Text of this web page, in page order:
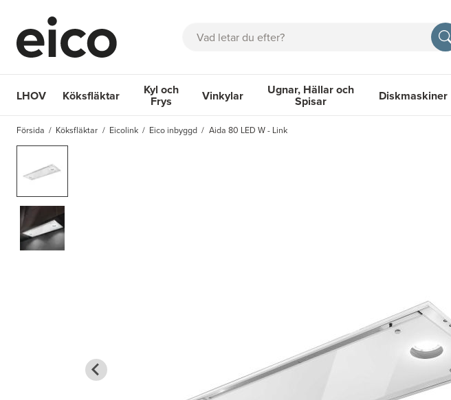
Sök
LHOV Köksfläktar
Köksfläktar
Kyl och
Frys
Kyl och Frys
Vinkylar
Vinkylar
Ugnar, Hällar och
Spisar
Ugnar, Hällar och Spisar
Diskmaskiner
Försida Köksfläktar Eicolink Eico inbyggd Aida 80 LED W - Link